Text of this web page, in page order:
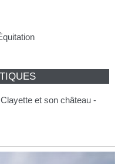
et son château -